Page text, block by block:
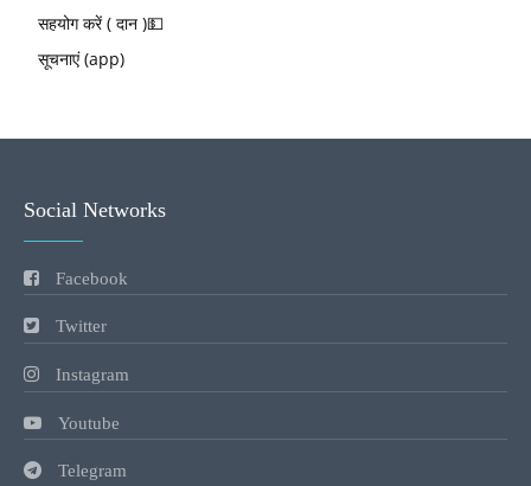
सहयोग करें ( दान )💵
सूचनाएं (app)
Social Networks
Facebook
Twitter
Instagram
Youtube
Telegram